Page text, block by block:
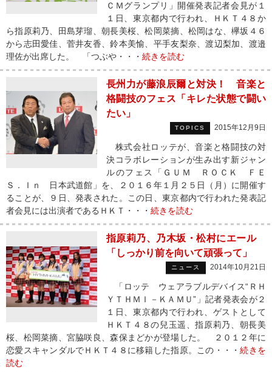
ＣＭグランプリ」開催発表記者会見が１
１日、東京都内で行われ、ＨＫＴ４８か
ら指原莉乃、田島芽瑠、朝長美桜、松岡菜摘、松岡はな、欅坂４６
から志田愛佳、菅井友香、鈴本美愉、平手友梨奈、渡辺梨加、渡邉
理佐が出席した。 「つぶや・・・ 続きを読む
長州力が藤浪辰爾と対決！ 音楽と
格闘技のフェス「キレた状態で闘い
たい」
TOPICS 2015年12月9日
株式会社ロッテが、音楽と格闘技の対
決コラボレーションが生み出す新ジャン
ルのフェス「ＧＵＭ ＲＯＣＫ ＦＥ
Ｓ．Ｉｎ 日本武道館」を、２０１６年１月２５日（月）に開催す
ることが、９日、発表された。この日、東京都内で行われた発表記
者会見には出演者であるＨＫＴ・・・ 続きを読む
指原莉乃、乃木坂・松村にエール
「しっかり前を向いて頑張って」
ニュース 2014年10月21日
「ロッテ ウェアラブルデバイス“ＲＨ
ＹＴＨＭＩ－ＫＡＭＵ”」記者発表会が２
１日、東京都内で行われ、ゲストとして
ＨＫＴ４８の兒玉遥、指原莉乃、朝長美
桜、松岡菜摘、宮脇咲良、森保まどかが登場した。 ２０１２年に
恋愛スキャンダルでＨＫＴ４８に移籍した指原。この・・・続きを
読む